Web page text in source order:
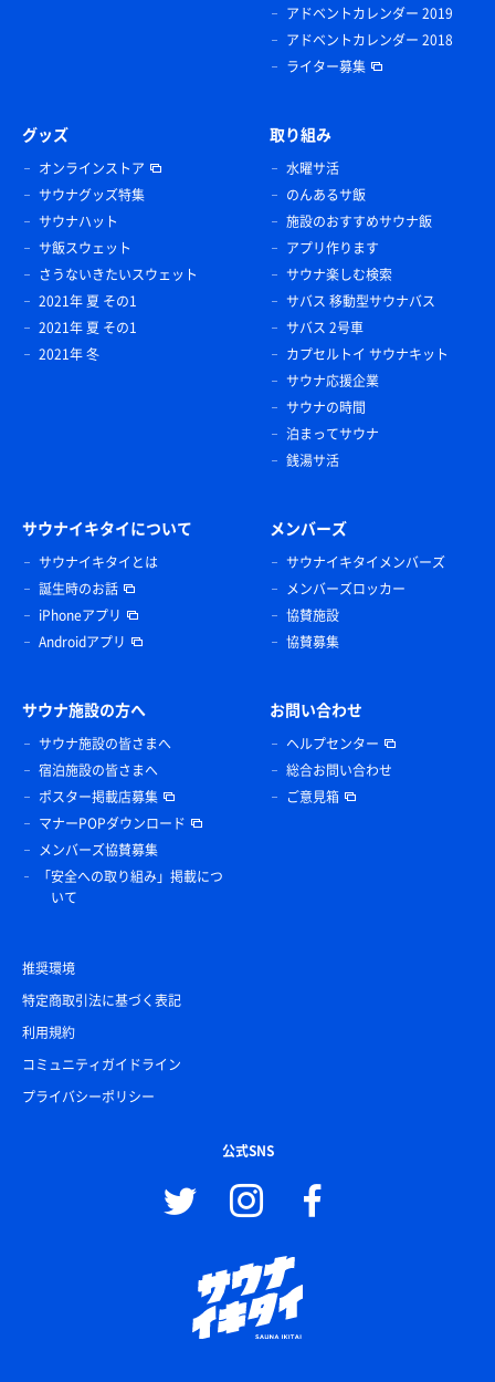
アドベントカレンダー 2019
アドベントカレンダー 2018
ライター募集
グッズ
オンラインストア
サウナグッズ特集
サウナハット
サ飯スウェット
さうないきたいスウェット
2021年 夏 その1
2021年 夏 その1
2021年 冬
取り組み
水曜サ活
のんあるサ飯
施設のおすすめサウナ飯
アプリ作ります
サウナ楽しむ検索
サバス 移動型サウナバス
サバス 2号車
カプセルトイ サウナキット
サウナ応援企業
サウナの時間
泊まってサウナ
銭湯サ活
サウナイキタイについて
サウナイキタイとは
誕生時のお話
iPhoneアプリ
Androidアプリ
メンバーズ
サウナイキタイメンバーズ
メンバーズロッカー
協賛施設
協賛募集
サウナ施設の方へ
サウナ施設の皆さまへ
宿泊施設の皆さまへ
ポスター掲載店募集
マナーPOPダウンロード
メンバーズ協賛募集
「安全への取り組み」掲載につ
いて
お問い合わせ
ヘルプセンター
総合お問い合わせ
ご意見箱
推奨環境
特定商取引法に基づく表記
利用規約
コミュニティガイドライン
プライバシーポリシー
公式SNS